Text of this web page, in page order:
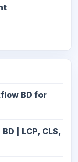
BD for
| LCP, CLS,